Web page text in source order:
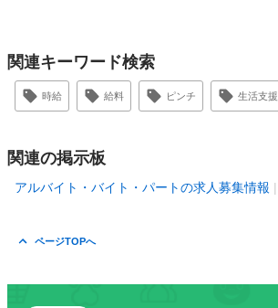
関連キーワード検索
時給 給料 ピンチ 生活支援
関連の掲示板
アルバイト・バイト・パートの求人募集情報
ページTOPへ